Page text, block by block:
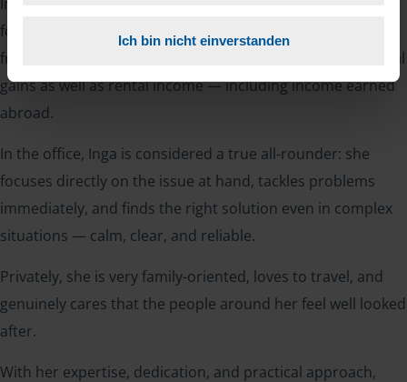
Ich bin nicht einverstanden
foreign citizens living in Germany. In addition to income
from employment, she provides expert guidance on capital
gains as well as rental income — including income earned
abroad.
In the office, Inga is considered a true all-rounder: she
focuses directly on the issue at hand, tackles problems
immediately, and finds the right solution even in complex
situations — calm, clear, and reliable.
Privately, she is very family-oriented, loves to travel, and
genuinely cares that the people around her feel well looked
after.
With her expertise, dedication, and practical approach,